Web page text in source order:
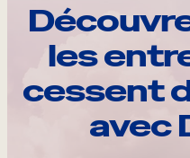
les
cessent
avec